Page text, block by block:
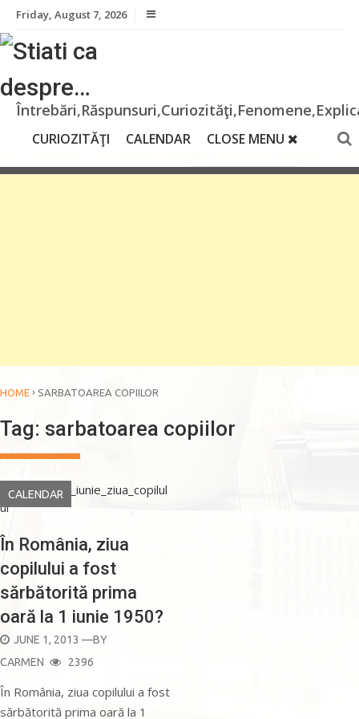
Skip
content
Friday, August 7, 2026
CURIOZITĂŢI CALENDAR CLOSE MENU
HOME › SARBATOAREA COPIILOR
Tag: sarbatoarea copiilor
CALENDAR
În România, ziua
copilului a fost
sărbătorită prima
oară la 1 iunie 1950?
POSTED
ON
JUNE 1, 2013 —BY
CARMEN
2396
În România, ziua copilului a fost
sărbătorită prima oară la 1